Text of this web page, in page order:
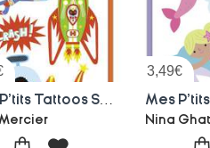
Mes P'tits Tattoos Super-heros
3,49€
Nina